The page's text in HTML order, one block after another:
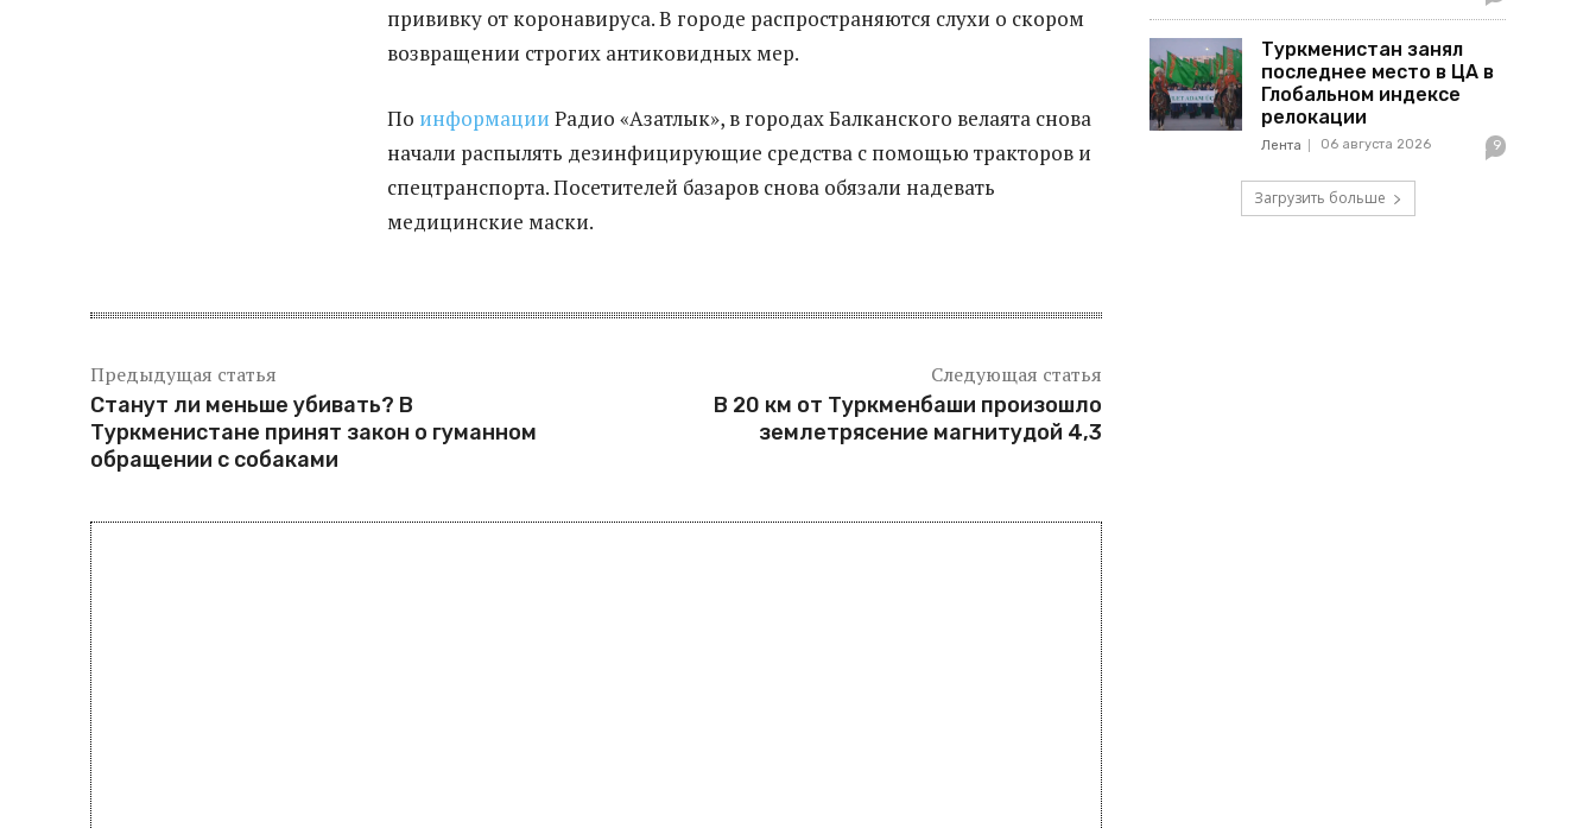
прививку от коронавируса. В городе распространяются слухи о скором
возвращении строгих антиковидных мер.
По информации Радио «Азатлык», в городах Балканского велаята снова
начали распылять дезинфицирующие средства с помощью тракторов и
спецтранспорта. Посетителей базаров снова обязали надевать
медицинские маски.
Предыдущая статья
Станут ли меньше убивать? В
Туркменистане принят закон о гуманном
обращении с собаками
Следующая статья
В 20 км от Туркменбаши произошло
землетрясение магнитудой 4,3
Туркменистан занял
последнее место в ЦА в
Глобальном индексе
релокации
Лента 06 августа 2026 9
Загрузить больше